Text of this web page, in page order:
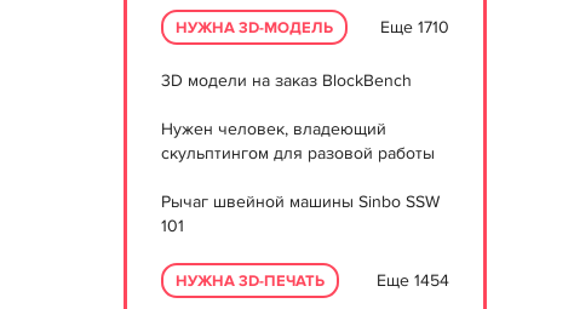
НУЖНА 3D-МОДЕЛЬ Еще 1710
3D модели на заказ BlockBench
Нужен человек, владеющий
скульптингом для разовой работы
Рычаг швейной машины Sinbo SSW
101
НУЖНА 3D-ПЕЧАТЬ Еще 1454